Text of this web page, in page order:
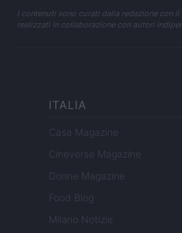
I contenuti sono curati dalla redazione con
realizzati in collaborazione con autori
ITALIA
Casa Magazine
Cineverse Magazine
Donne Magazine
Food Blog
Milano Notizie